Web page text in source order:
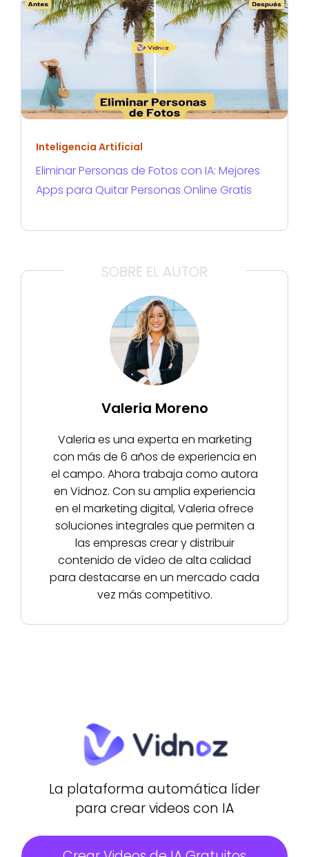
Inteligencia Artificial
Eliminar Personas de Fotos con IA: Mejores
Apps para Quitar Personas Online Gratis
SOBRE EL AUTOR
Valeria Moreno
Valeria es una experta en marketing
con más de 6 años de experiencia en
el campo. Ahora trabaja como autora
en Vidnoz. Con su amplia experiencia
en el marketing digital, Valeria ofrece
soluciones integrales que permiten a
las empresas crear y distribuir
contenido de vídeo de alta calidad
para destacarse en un mercado cada
vez más competitivo.
La plataforma automática líder
para crear videos con IA